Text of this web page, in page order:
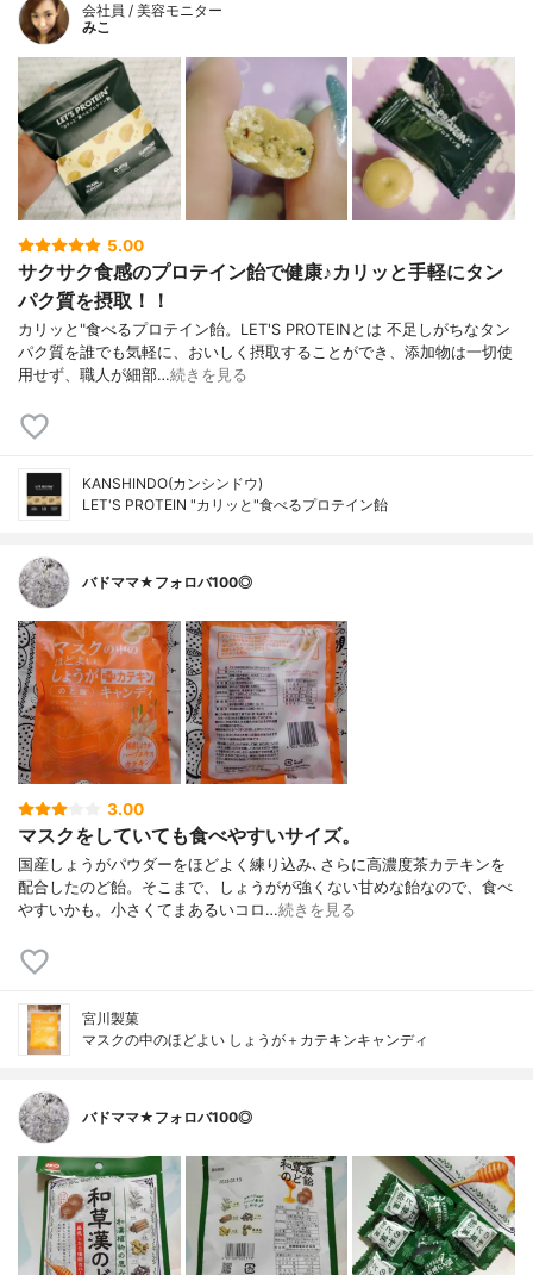
会社員 / 美容モニター
みこ
5.00
サクサク食感のプロテイン飴で健康♪カリッと手軽にタン
パク質を摂取！！
カリッと"食べるプロテイン飴。LET'S PROTEINとは 不足しがちなタン
パク質を誰でも気軽に、おいしく摂取することができ、添加物は一切使
用せず、職人が細部…続きを見る
KANSHINDO(カンシンドウ)
LET'S PROTEIN "カリッと"食べるプロテイン飴
バドママ★フォロバ100◎
3.00
マスクをしていても食べやすいサイズ。
国産しょうがパウダーをほどよく練り込み､さらに高濃度茶カテキンを
配合したのど飴。そこまで、しょうがが強くない甘めな飴なので、食べ
やすいかも。小さくてまあるいコロ…続きを見る
宮川製菓
マスクの中のほどよい しょうが＋カテキンキャンディ
バドママ★フォロバ100◎